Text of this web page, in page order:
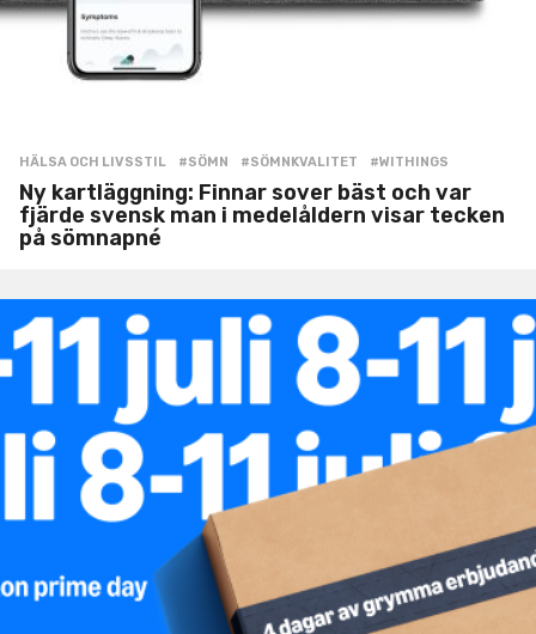
HÄLSA OCH LIVSSTIL #SÖMN ,#SÖMNKVALITET ,#WITHINGS
Ny kartläggning: Finnar sover bäst och var
fjärde svensk man i medelåldern visar tecken
på sömnapné